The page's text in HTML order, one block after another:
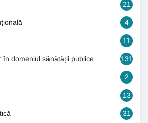
21
4
11
în domeniul sănătății publice 131
2
13
31